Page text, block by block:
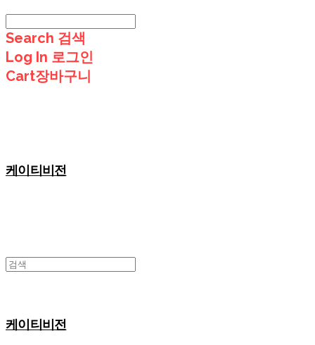
Search 검색
Log In 로그인
Cart장바구니
케이티비전
케이티비전